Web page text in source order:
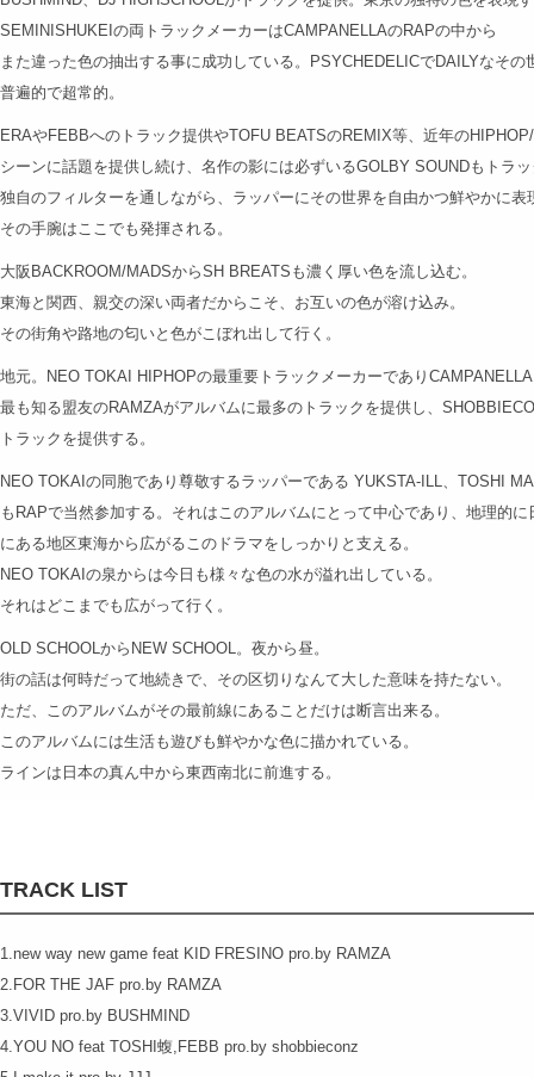
SEMINISHUKEIの両トラックメーカーはCAMPANELLAのRAPの中から
また違った色の抽出する事に成功している。PSYCHEDELICでDAILYなその
普遍的で超常的。
ERAやFEBBへのトラック提供やTOFU BEATSのREMIX等、近年の
シーンに話題を提供し続け、名作の影には必ずいるGOLBY SOUNDもトラ
独自のフィルターを通しながら、ラッパーにその世界を自由かつ鮮やかに表
その手腕はここでも発揮される。
大阪BACKROOM/MADSからSH BREATSも濃く厚い色を流し込む。
東海と関西、親交の深い両者だからこそ、お互いの色が溶け込み。
その街角や路地の匂いと色がこぼれ出して行く。
地元。NEO TOKAI HIPHOPの最重要トラックメーカーであり
最も知る盟友のRAMZAがアルバムに最多のトラックを提供し、
トラックを提供する。
NEO TOKAIの同胞であり尊敬するラッパーである YUKSTA-ILL、TOSHI
もRAPで当然参加する。それはこのアルバムにとって中心であり、地理的に
にある地区東海から広がるこのドラマをしっかりと支える。
NEO TOKAIの泉からは今日も様々な色の水が溢れ出している。
それはどこまでも広がって行く。
OLD SCHOOLからNEW SCHOOL。夜から昼。
街の話は何時だって地続きで、その区切りなんて大した意味を持たない。
ただ、このアルバムがその最前線にあることだけは断言出来る。
このアルバムには生活も遊びも鮮やかな色に描かれている。
ラインは日本の真ん中から東西南北に前進する。
TRACK LIST
1.new way new game feat KID FRESINO pro.by RAMZA
2.FOR THE JAF pro.by RAMZA
3.VIVID pro.by BUSHMIND
4.YOU NO feat TOSHI蝮,FEBB pro.by shobbieconz